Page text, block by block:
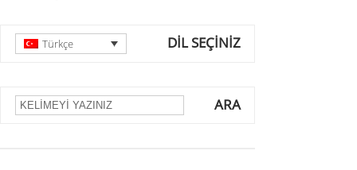
DİL SEÇİNİZ
Türkçe
ARA